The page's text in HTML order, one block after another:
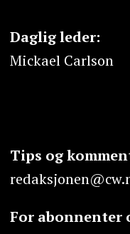
Daglig leder:
Mickael Carlson
Tips og
For abonnenter